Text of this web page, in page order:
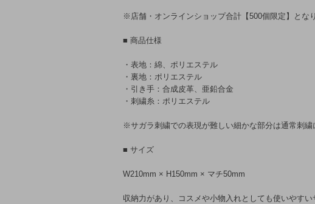
※店舗・オンラインショップ合計【500個限定】となり
■ 商品仕様
・表地：綿、ポリエステル
・裏地：ポリエステル
・引き手：合成皮革、亜鉛合金
・刺繍糸：ポリエステル
※サガラ刺繍での表現が難しい細かな部分は通常刺繍
■ サイズ
W210mm × H150mm × マチ50mm
収納力があり、コスメや小物入れとしても使いやすい